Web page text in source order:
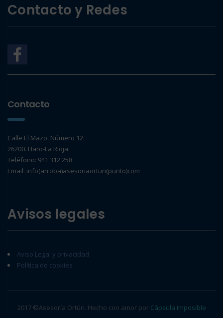
Contacto y Redes
Contacto
Calle El Mazo. Número 12.
26200. Haro-La Rioja.
Teléfono: 941 312 258
Email: info(arroba)asesoriaortun(punto)com
Avisos legales
Aviso Legal y privacidad
Política de cookies
2017 ©Asesoría Ortún. Hecho con amor por Cápsula Imposible